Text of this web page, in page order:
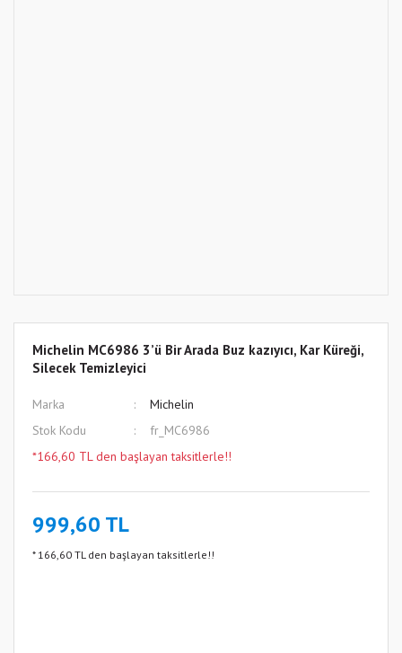
Michelin MC6986 3’ü Bir Arada Buz kazıyıcı, Kar Küreği,
Silecek Temizleyici
Marka
Michelin
Stok Kodu
fr_MC6986
*166,60 TL den başlayan taksitlerle!!
999,60 TL
* 166,60 TL den başlayan taksitlerle!!